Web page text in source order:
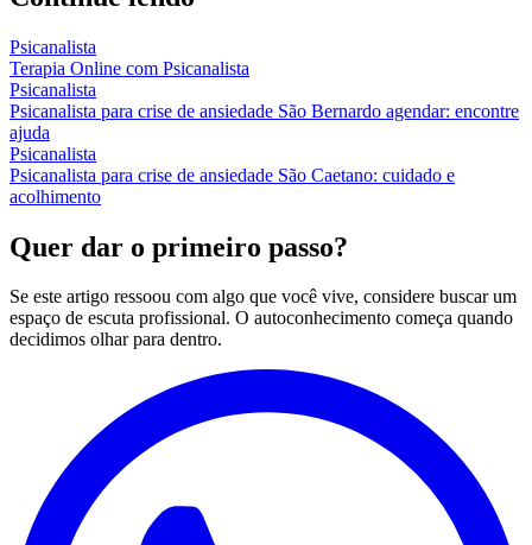
Psicanalista
Terapia Online com Psicanalista
Psicanalista
Psicanalista para crise de ansiedade São Bernardo agendar: encontre
ajuda
Psicanalista
Psicanalista para crise de ansiedade São Caetano: cuidado e
acolhimento
Quer dar o primeiro passo?
Se este artigo ressoou com algo que você vive, considere buscar um
espaço de escuta profissional. O autoconhecimento começa quando
decidimos olhar para dentro.